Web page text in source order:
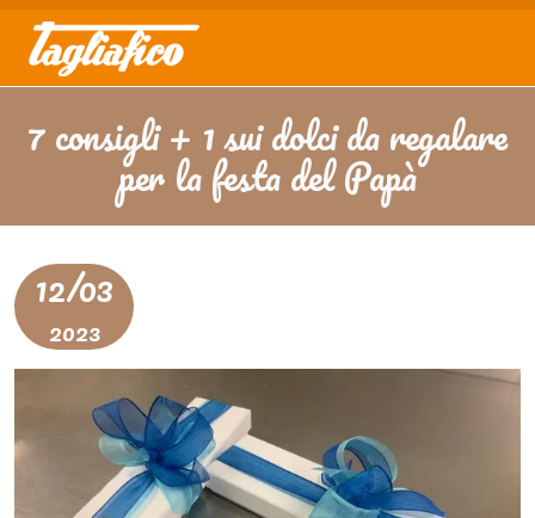
7 consigli + 1 sui dolci da regalare
per la festa del Papà
12/03
2023